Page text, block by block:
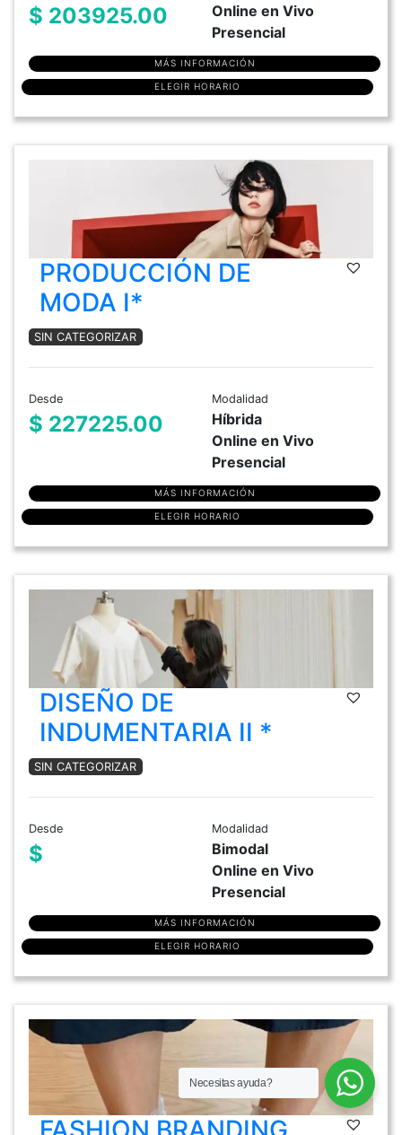
$ 203925.00
Online en Vivo
Presencial
MÁS INFORMACIÓN
ELEGIR HORARIO
PRODUCCIÓN DE
MODA I*
SIN CATEGORIZAR
Desde
$ 227225.00
Modalidad
Híbrida
Online en Vivo
Presencial
MÁS INFORMACIÓN
ELEGIR HORARIO
DISEÑO DE
INDUMENTARIA II *
SIN CATEGORIZAR
Desde
$
Modalidad
Bimodal
Online en Vivo
Presencial
MÁS INFORMACIÓN
ELEGIR HORARIO
Necesitas ayuda?